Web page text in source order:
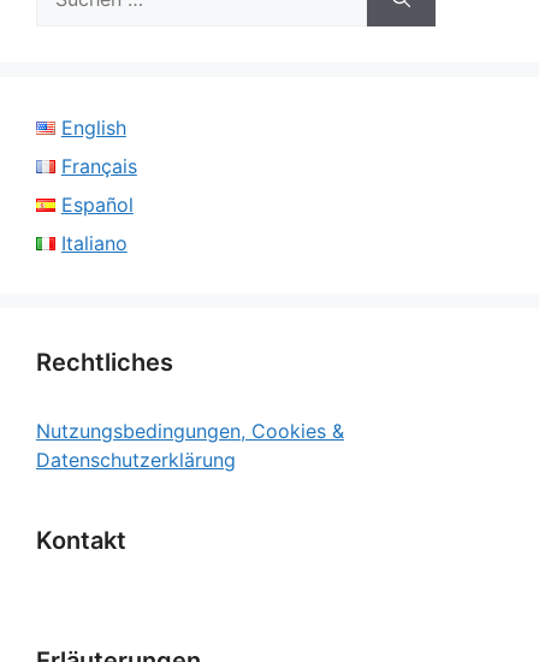
nach:
English
Français
Español
Italiano
Rechtliches
Nutzungsbedingungen, Cookies &
Datenschutzerklärung
Kontakt